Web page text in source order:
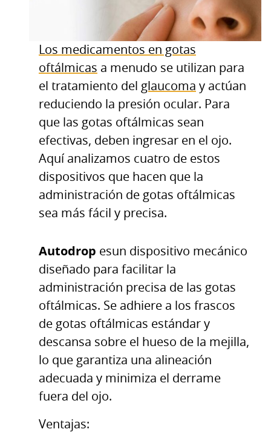
Los medicamentos en gotas
oftálmicas a menudo se utilizan para
el tratamiento del glaucoma y actúan
reduciendo la presión ocular. Para
que las gotas oftálmicas sean
efectivas, deben ingresar en el ojo.
Aquí analizamos cuatro de estos
dispositivos que hacen que la
administración de gotas oftálmicas
sea más fácil y precisa.
Autodrop esun dispositivo mecánico
diseñado para facilitar la
administración precisa de las gotas
oftálmicas. Se adhiere a los frascos
de gotas oftálmicas estándar y
descansa sobre el hueso de la mejilla,
lo que garantiza una alineación
adecuada y minimiza el derrame
fuera del ojo.
Ventajas: